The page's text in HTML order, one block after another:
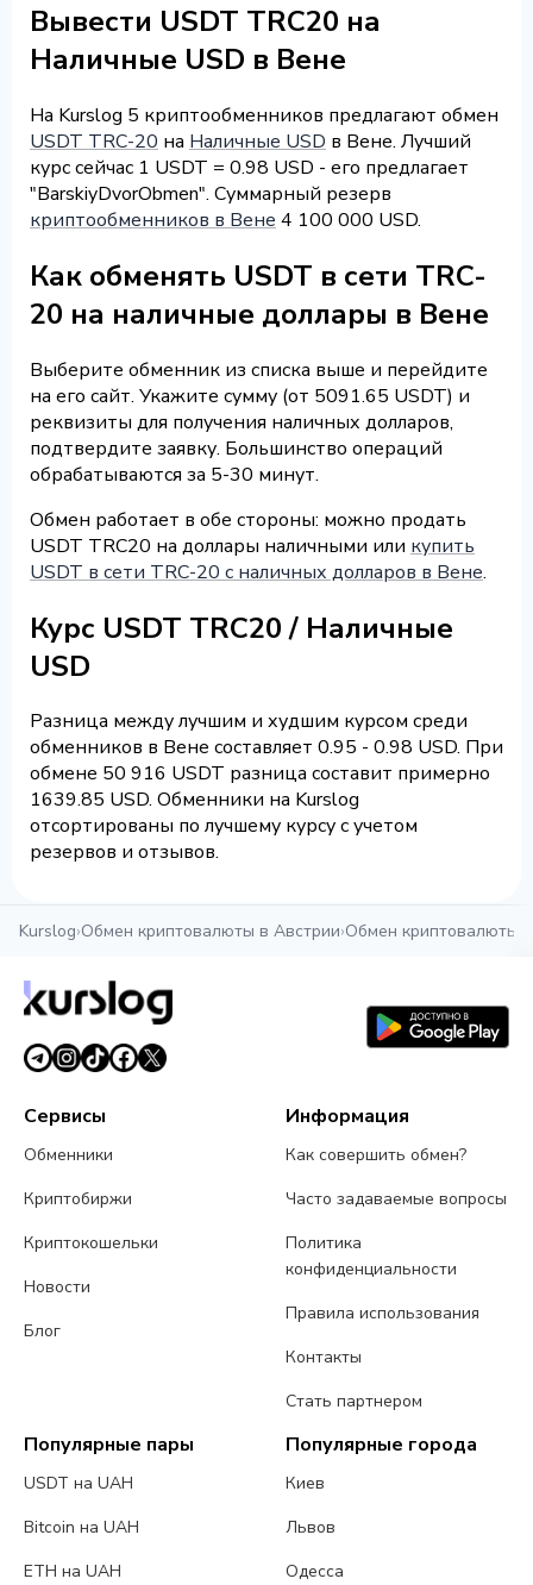
Вывести USDT TRC20 на
Наличные USD в Вене
На Kurslog 5 криптообменников предлагают обмен
USDT TRC-20 на Наличные USD в Вене. Лучший
курс сейчас 1 USDT = 0.98 USD - его предлагает
"BarskiyDvorObmen". Суммарный резерв
криптообменников в Вене 4 100 000 USD.
Как обменять USDT в сети TRC-
20 на наличные доллары в Вене
Выберите обменник из списка выше и перейдите
на его сайт. Укажите сумму (от 5091.65 USDT) и
реквизиты для получения наличных долларов,
подтвердите заявку. Большинство операций
обрабатываются за 5-30 минут.
Обмен работает в обе стороны: можно продать
USDT TRC20 на доллары наличными или купить
USDT в сети TRC-20 с наличных долларов в Вене.
Курс USDT TRC20 / Наличные
USD
Разница между лучшим и худшим курсом среди
обменников в Вене составляет 0.95 - 0.98 USD. При
обмене 50 916 USDT разница составит примерно
1639.85 USD. Обменники на Kurslog
отсортированы по лучшему курсу с учетом
резервов и отзывов.
Kurslog›Обмен криптовалюты в Австрии›Обмен криптовалюты
Сервисы
Обменники
Криптобиржи
Криптокошельки
Новости
Блог
Информация
Как совершить обмен?
Часто задаваемые вопросы
Политика
конфиденциальности
Правила использования
Контакты
Стать партнером
Популярные пары
USDT на UAH
Bitcoin на UAH
ETH на UAH
Популярные города
Киев
Львов
Одесса